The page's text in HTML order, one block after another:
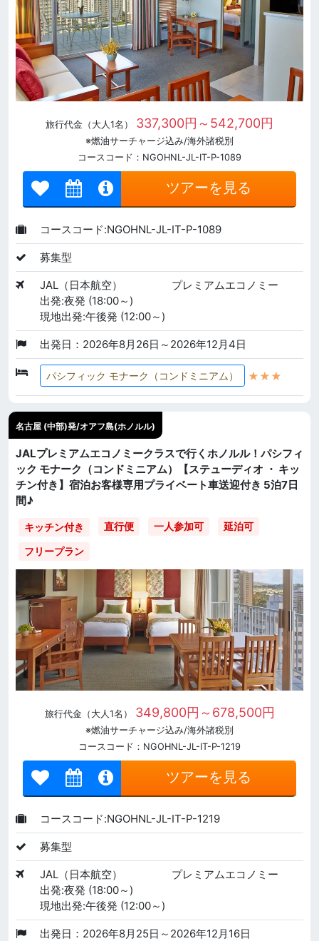
旅行代金（大人1名） 337,300円～542,700円
※燃油サーチャージ込み/海外諸税別
コースコード：NGOHNL-JL-IT-P-1089
ツアーを見る
コースコード:NGOHNL-JL-IT-P-1089
募集型
JAL（日本航空）
プレミアムエコノミー
出発:夜発 (18:00～)
現地出発:午後発 (12:00～)
出発日：2026年8月26日～2026年12月4日
パシフィック モナーク（コンドミニアム） ★★★
名古屋 (中部)発/オアフ島(ホノルル)
JALプレミアムエコノミークラスで行くホノルル！パシフィ
ック モナーク（コンドミニアム）【ステューディオ ・ キッ
チン付き】宿泊お客様専用プライベート車送迎付き 5泊7日
間♪
キッチン付き 直行便 一人参加可 延泊可
フリープラン
旅行代金（大人1名） 349,800円～678,500円
※燃油サーチャージ込み/海外諸税別
コースコード：NGOHNL-JL-IT-P-1219
ツアーを見る
コースコード:NGOHNL-JL-IT-P-1219
募集型
JAL（日本航空）
プレミアムエコノミー
出発:夜発 (18:00～)
現地出発:午後発 (12:00～)
出発日：2026年8月25日～2026年12月16日